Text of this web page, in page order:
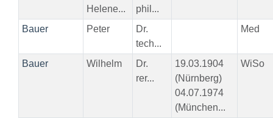
Helene...
phil...
Bauer Peter
Dr.
tech...
Med
Bauer Wilhelm
Dr.
rer...
19.03.1904
(Nürnberg)
04.07.1974
(München...
WiSo